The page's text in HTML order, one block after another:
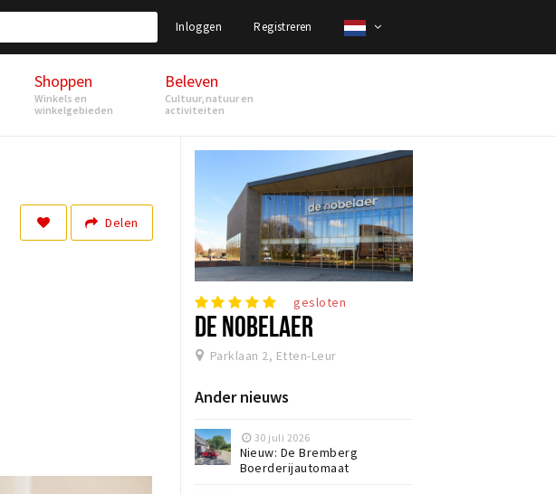
Inloggen Registreren
Shoppen
Winkels en
winkelgebieden
Beleven
Cultuur, natuur en
activiteiten
Delen
gesloten
DE NOBELAER
Parklaan 2, Etten-Leur
Ander nieuws
30 juli 2026
Nieuw: De Bremberg
Boerderijautomaat